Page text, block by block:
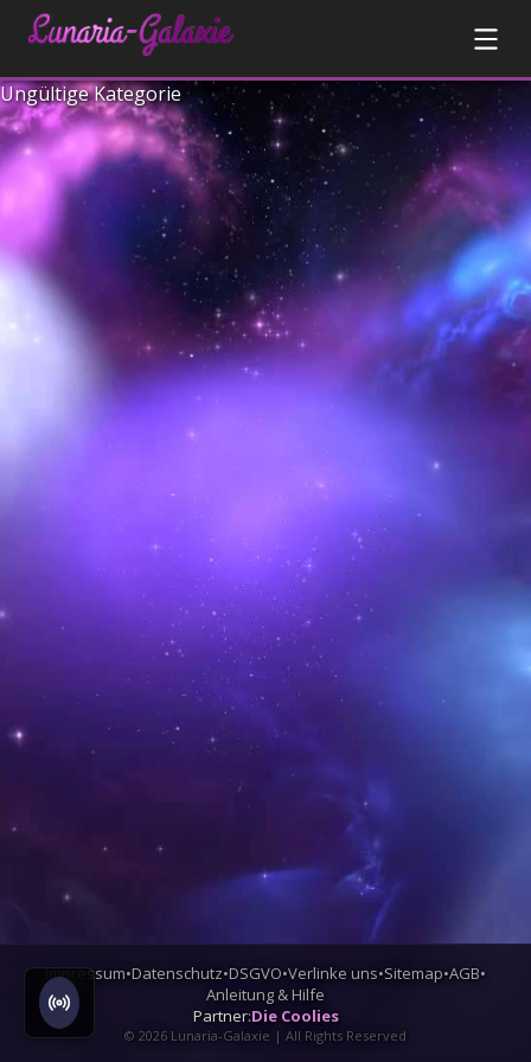
Ungültige Kategorie
Impressum•Datenschutz•DSGVO•Verlinke uns•Sitemap•AGB•
Anleitung & Hilfe
Partner:Die Coolies
© 2026 Lunaria-Galaxie | All Rights Reserved